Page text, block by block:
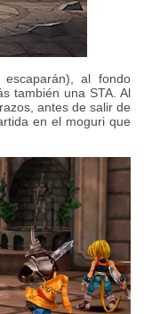
al fondo
también una STA. Al
antes de salir de
en el moguri que